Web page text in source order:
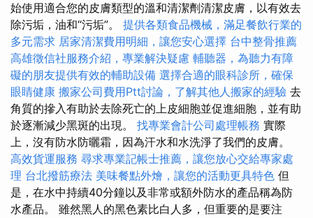
始使用適合您的皮膚類型的溫和清潔劑清潔皮膚，以有效去
除污垢，油和“污垢”。 提供各類食品機械，滿足餐飲行業的
多元需求 居家清潔費用明細，讓您安心選擇 台中整骨推薦
高雄徵信社服務介紹，專業解決疑慮 輔聽器，為聽力有障
礙的朋友提供有效的輔助設備 選擇合適的眼科診所，確保
眼睛健康 搬家公司費用Ptt討論，了解其他人搬家的經驗 去
角質的摻入有助於去除死亡的上皮細胞並促進細胞，並有助
於逐漸減少黑斑的出現。 找專業會計公司處理帳務 實際
上，沒有防水防曬霜，因為汗水和水洗淨了我們的皮膚。
高效貨運服務 尋求專業記帳士推薦，讓您放心交給專家處
理 台北撥筋療法 美味餐點外燴，讓您的活動更具特色 但
是，在水中持續40分鐘以及非常或額外防水的產品稱為防
水產品。 雖然黑人的黑色素比白人多，但重要的是要注